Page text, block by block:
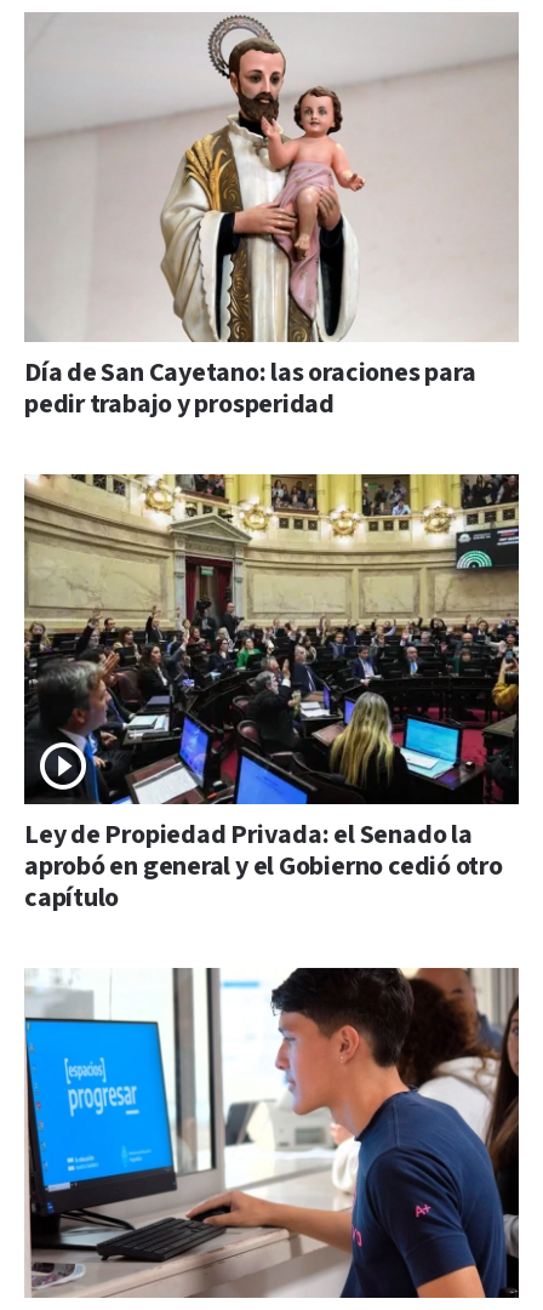
Día de San Cayetano: las oraciones para
pedir trabajo y prosperidad
Ley de Propiedad Privada: el Senado la
aprobó en general y el Gobierno cedió otro
capítulo